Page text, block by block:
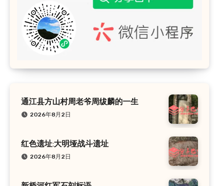
通江县方山村周老爷周绂麟的一生
2026年8月2日
红色遗址:大明垭战斗遗址
2026年8月2日